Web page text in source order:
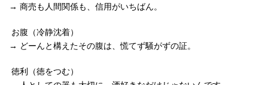
→ 商売も人間関係も、信用がいちばん。
お腹（冷静沈着）
→ どーんと構えたその腹は、慌てず騒がずの証。
徳利（徳をつむ）